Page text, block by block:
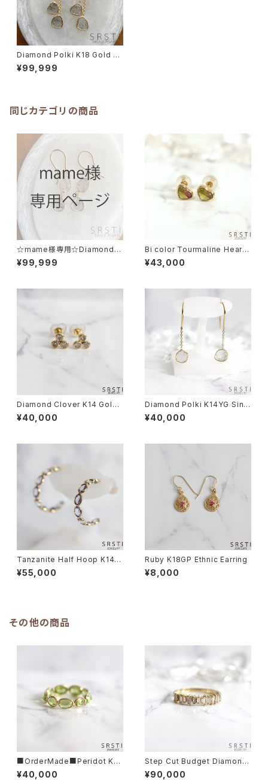
Diamond Polki K18 Gold Ea
rring3
¥99,999
同じカテゴリの商品
☆mame様専用☆Diamond P
olki K18 Gold Earring A& K1
4 Ring
¥99,999
Bi color Tourmaline Heart-
shaped K10YG Stud Pierce
d Earring
¥43,000
Diamond Clover K14 Gold
Stud Earring
¥40,000
Diamond Polki K14YG Singl
e Earrings
¥40,000
Tanzanite Half Hoop K14Y
G Earring
¥55,000
Ruby K18GP Ethnic Earring
¥8,000
その他の商品
■OrderMade■Peridot K1
4/K18 Gold Eternity Ring
¥40,000
Step Cut Budget Diamond
K10YG Ring
¥90,000